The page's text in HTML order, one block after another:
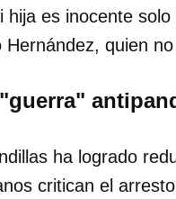
hija es inocente
Hernández, quien
ha logrado
critican el